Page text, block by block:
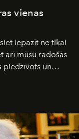
vienas
iepazīt ne tikai
arī mūsu radošās
piedzīvots un
žurnālu.
kas bija kopā
jūsu